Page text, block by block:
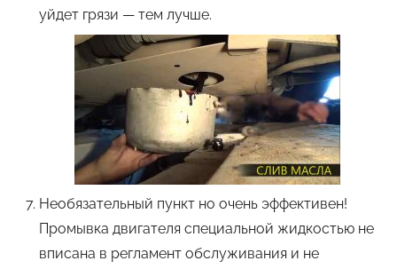
уйдет грязи — тем лучше.
Необязательный пункт но очень эффективен!
Промывка двигателя специальной жидкостью не
вписана в регламент обслуживания и не